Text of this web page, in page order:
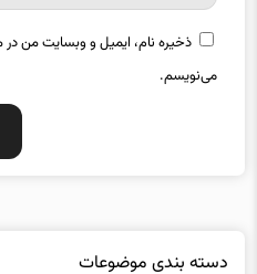
ذخیره نام، ایمیل و وبسایت من در
می‌نویسم.